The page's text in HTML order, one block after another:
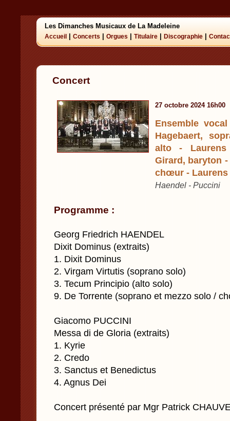
Les Dimanches Musicaux de La Madeleine
Accueil Concerts Orgues Titulaire Discographie
Concert
27 octobre 2024 16h00
Ensemble
Hagebaert,
alto -
Girard, baryton
chœur - Laurens
Haendel - Puccini
Programme :
Georg Friedrich HAENDEL
Dixit Dominus (extraits)
1. Dixit Dominus
2. Virgam Virtutis (soprano solo)
3. Tecum Principio (alto solo)
9. De Torrente (soprano et mezzo solo /
Giacomo PUCCINI
Messa di de Gloria (extraits)
1. Kyrie
2. Credo
3. Sanctus et Benedictus
4. Agnus Dei
Concert présenté par Mgr Patrick